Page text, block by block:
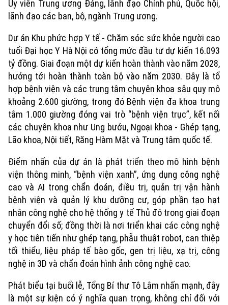
Xu hướng
Ủy viên Trung ương Đảng, lãnh đạo Chính phủ, Quốc hội,
lãnh đạo các ban, bộ, ngành Trung ương.
Dự án Khu phức hợp Y tế - Chăm sóc sức khỏe người cao
tuổi Đại học Y Hà Nội có tổng mức đầu tư dự kiến 16.093
tỷ đồng. Giai đoạn một dự kiến hoàn thành vào năm 2028,
hướng tới hoàn thành toàn bộ vào năm 2030. Đây là tổ
hợp bệnh viện và các trung tâm chuyên khoa sâu quy mô
khoảng 2.600 giường, trong đó Bệnh viện đa khoa trung
tâm 1.000 giường đóng vai trò “bệnh viện trục”, kết nối
các chuyên khoa như Ung bướu, Ngoại khoa - Ghép tạng,
Lão khoa, Nội tiết, Răng Hàm Mặt và Trung tâm quốc tế.
Điểm nhấn của dự án là phát triển theo mô hình bệnh
viện thông minh, “bệnh viện xanh”, ứng dụng công nghệ
cao và AI trong chẩn đoán, điều trị, quản trị vận hành
bệnh viện và quản lý khu dưỡng cư, góp phần tạo hạt
nhân công nghệ cho hệ thống y tế Thủ đô trong giai đoạn
chuyển đổi số; đồng thời là nơi triển khai các công nghệ
y học tiên tiến như ghép tạng, phẫu thuật robot, can thiệp
tối thiểu, liệu pháp tế bào gốc, gen trị liệu, xạ trị, công
nghệ in 3D và chẩn đoán hình ảnh công nghệ cao.
Phát biểu tại buổi lễ, Tổng Bí thư Tô Lâm nhấn mạnh, đây
là một sự kiện có ý nghĩa quan trọng, không chỉ đối với